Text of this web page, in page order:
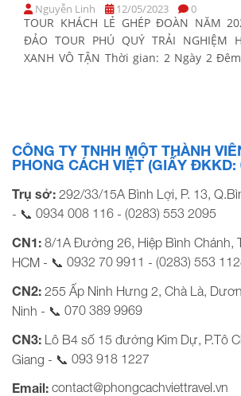
Nguyễn Linh 12/05/2023 0
TOUR KHÁCH LẺ GHÉP ĐOÀN NĂM
ĐẢO TOUR PHÚ QUÝ TRẢI NGHIỆM
XANH VÔ TẬN Thời gian: 2 Ngày 2
CÔNG TY TNHH MỘT THÀNH
PHONG CÁCH VIỆT (GIẤY ĐKKD:
Trụ sở: 292/33/15A Bình Lợi, P. 13,
- 📞 0934 008 116 - (0283) 553 2095
CN1: 8/1A Đường 26, Hiệp Bình Chánh,
HCM - 📞 0932 70 9911 - (0283) 553
CN2: 255 Ấp Ninh Hưng 2, Chà Là,
Ninh - 📞 070 389 9969
CN3: Lô B4 số 15 đường Kim Dự, P.Tô
Giang - 📞 093 918 1227
Email: contact@phongcachviettravel.vn